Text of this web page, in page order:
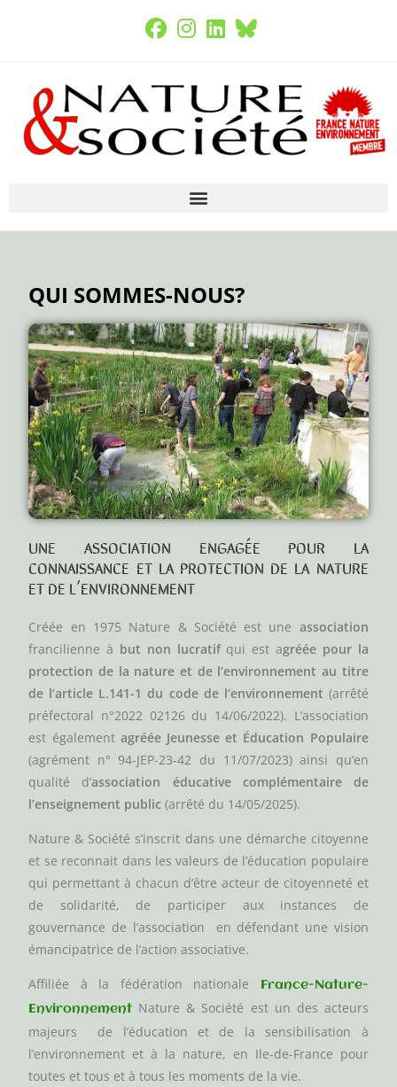
QUI SOMMES-NOUS?
UNE ASSOCIATION ENGAGÉE POUR LA
CONNAISSANCE ET LA PROTECTION DE LA NATURE
ET DE L’ENVIRONNEMENT
Créée en 1975 Nature & Société est une association
francilienne à but non lucratifqui est agréée pour la
protection de la nature et de l’environnement au titre
de l’article L.141-1 du code de l’environnement (arrêté
préfectoral n°2022 02126 du 14/06/2022). L’association
est également agréée Jeunesse et Éducation Populaire
(agrément n° 94-JEP-23-42 du 11/07/2023) ainsi qu’en
qualité d’association éducative complémentaire de
l’enseignement public (arrêté du 14/05/2025).
Nature & Société s’inscrit dans une démarche citoyenne
et se reconnait dans les valeurs de l’éducation populaire
qui permettant à chacun d’être acteur de citoyenneté et
de solidarité, de participer aux instances de
gouvernance de l’association en défendant une vision
émancipatrice de l’action associative.
Affiliée à la fédération nationale
France-Nature-
EnvironnementNature & Société est un des acteurs
majeurs de l’éducation et de la sensibilisation à
l’environnement et à la nature, en Ile-de-France pour
toutes et tous et à tous les moments de la vie.